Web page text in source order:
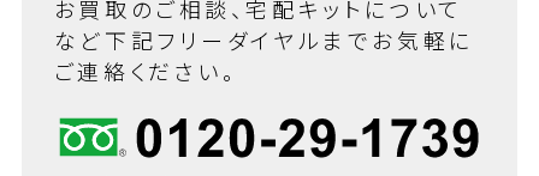
お買取のご相談、宅配キットについて
など下記フリーダイヤルまでお気軽に
ご連絡ください。